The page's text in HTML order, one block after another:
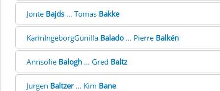
Jonte Bajds ... Tomas Bakke
KarinIngeborgGunilla Balado ... Pierre Balkén
Annsofie Balogh ... Gred Baltz
Jurgen Baltzer... Kim Bane